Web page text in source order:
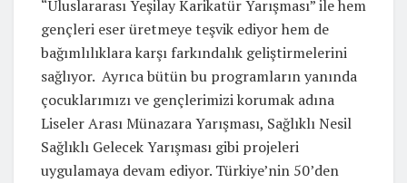
“Uluslararası Yeşilay Karikatür Yarışması” ile hem
gençleri eser üretmeye teşvik ediyor hem de
bağımlılıklara karşı farkındalık geliştirmelerini
sağlıyor. Ayrıca bütün bu programların yanında
çocuklarımızı ve gençlerimizi korumak adına
Liseler Arası Münazara Yarışması, Sağlıklı Nesil
Sağlıklı Gelecek Yarışması gibi projeleri
uygulamaya devam ediyor. Türkiye’nin 50’den